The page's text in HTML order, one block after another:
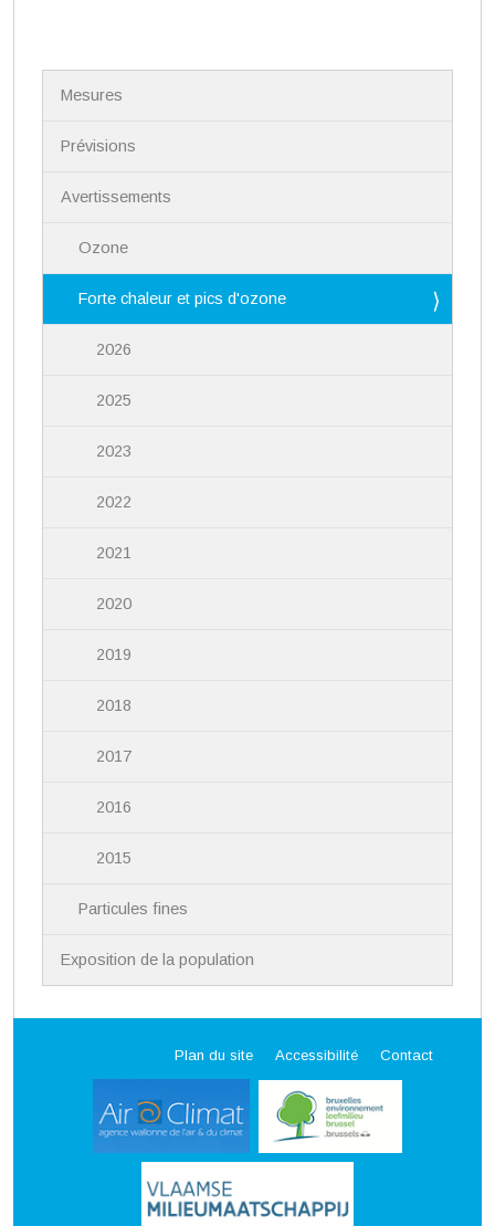
Mesures
Prévisions
Avertissements
Ozone
Forte chaleur et pics d'ozone
2026
2025
2023
2022
2021
2020
2019
2018
2017
2016
2015
Particules fines
Exposition de la population
Plan du site Accessibilité Contact